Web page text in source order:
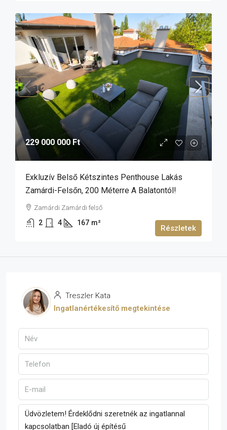
229 000 000 Ft
Exkluzív Belső Kétszintes Penthouse Lakás
Zamárdi-Felsőn, 200 Méterre A Balatontól!
Zamárdi Zamárdi felső
2 4 167 m²
Részletek
Treszler Kata
Ingatlanértékesítő megtekintése